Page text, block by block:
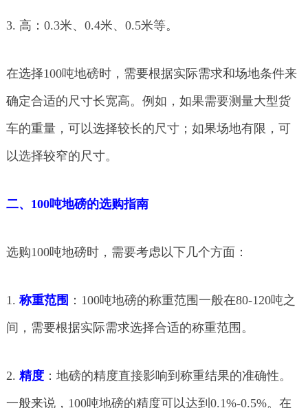
3. 高：0.3米、0.4米、0.5米等。
在选择100吨地磅时，需要根据实际需求和场地条件来
确定合适的尺寸长宽高。例如，如果需要测量大型货
车的重量，可以选择较长的尺寸；如果场地有限，可
以选择较窄的尺寸。
二、100吨地磅的选购指南
选购100吨地磅时，需要考虑以下几个方面：
1. 称重范围 ：100吨地磅的称重范围一般在80-120吨之
间，需要根据实际需求选择合适的称重范围。
2. 精度：地磅的精度直接影响到称重结果的准确性。
一般来说，100吨地磅的精度可以达到0.1%-0.5%。在